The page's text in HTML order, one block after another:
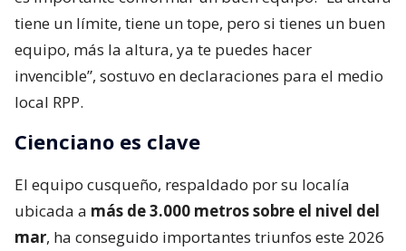
tiene un límite, tiene un tope, pero si tienes un buen
equipo, más la altura, ya te puedes hacer
invencible”, sostuvo en declaraciones para el medio
local RPP.
Cienciano es clave
El equipo cusqueño, respaldado por su localía
ubicada a más de 3.000 metros sobre el nivel del
mar, ha conseguido importantes triunfos este 2026